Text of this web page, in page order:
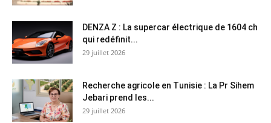
DENZA Z : La supercar électrique de 1604 ch
qui redéfinit...
29 juillet 2026
Recherche agricole en Tunisie : La Pr Sihem
Jebari prend les...
29 juillet 2026